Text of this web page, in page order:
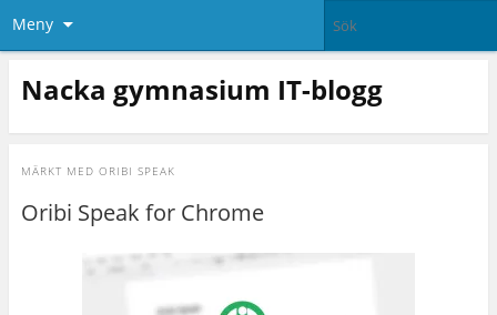
Meny
Nacka gymnasium IT-blogg
MÄRKT MED ORIBI SPEAK
Oribi Speak for Chrome